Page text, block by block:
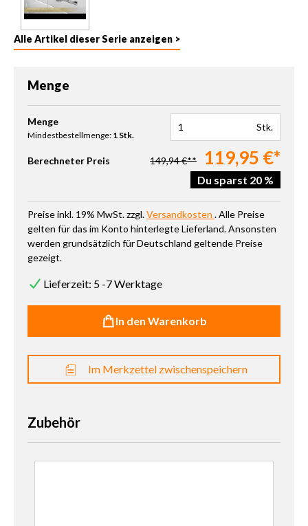
Alle Artikel dieser Serie anzeigen >
Menge
Produkt Anzahl: Gib den gewünschten Wert ein oder benutze
Menge
Mindestbestellmenge: 1 Stk.
Stk.
Berechneter Preis 149,94 €** 119,95 €*
Du sparst 20 %
Preise inkl. 19% MwSt. zzgl.Versandkosten . Alle Preise
gelten für das im Konto hinterlegte Lieferland. Ansonsten
werden grundsätzlich für Deutschland geltende Preise
gezeigt.
Lieferzeit: 5 -7 Werktage
In den Warenkorb
Im Merkzettel zwischenspeichern
Zubehör